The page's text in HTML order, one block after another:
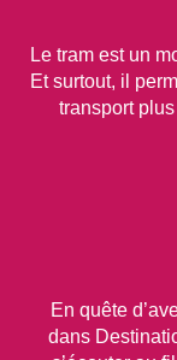
Le tram est un
Et surtout, il
transport
En quête
dans